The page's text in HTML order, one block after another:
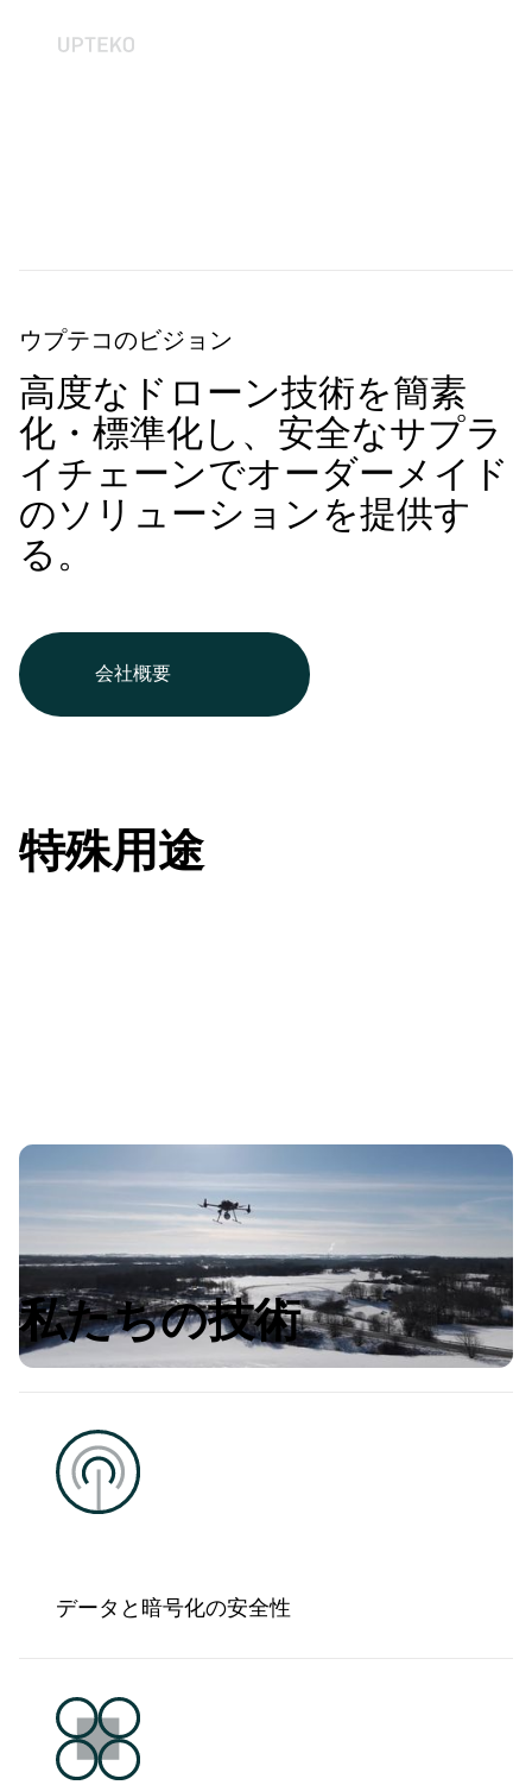
会社概要
ウプテコのビジョン
高度なドローン技術を簡素
化・標準化し、安全なサプラ
イチェーンでオーダーメイド
のソリューションを提供す
る。
特殊用途
私たちの技術
データと暗号化の安全性